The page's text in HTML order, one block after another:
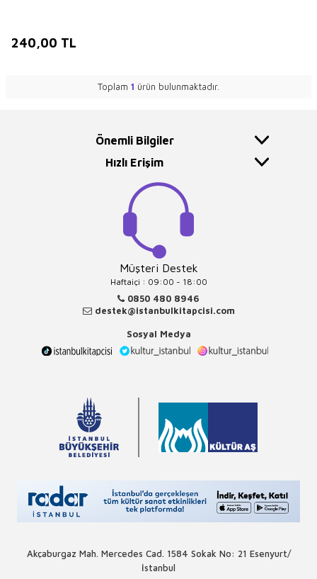
240,00 TL
Toplam 1 ürün bulunmaktadır.
Önemli Bilgiler
Hızlı Erişim
Müşteri Destek
Haftaiçi : 09:00 - 18:00
0850 480 8946
destek@istanbulkitapcisi.com
Sosyal Medya
Akçaburgaz Mah. Mercedes Cad. 1584 Sokak No: 21 Esenyurt/
İstanbul